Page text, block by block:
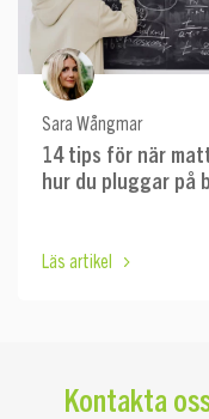
Sara Wångmar
14 tips för när
hur du pluggar på
Läs artikel
Kontakta